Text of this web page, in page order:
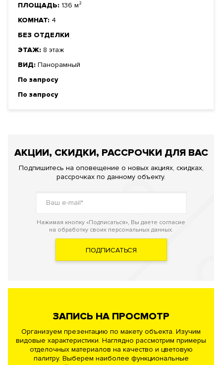
ПЛОЩАДЬ: 136 м²
КОМНАТ: 4
БЕЗ ОТДЕЛКИ
ЭТАЖ: 8 этаж
ВИД: Панорамный
По запросу
По запросу
АКЦИИ, СКИДКИ, РАССРОЧКИ ДЛЯ ВАС
Подпишитесь на оповещение о новых акциях, скидках,
рассрочках по данному объекту.
Нажимая кнопку «Подписаться», Вы даете согласие
на обработку своих персональных данных.
ПОДПИСАТЬСЯ
ЗАПИСЬ НА ПРОСМОТР
Организуем презентацию по макету объекта. Изучим
видовые характеристики. Наглядно рассмотрим примеры
отделочных материалов на качество и цветовую
палитру. Выберем наиболее функциональные